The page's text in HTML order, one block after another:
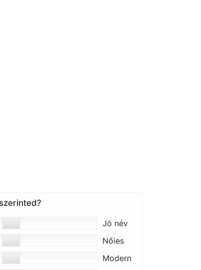
Jó név
Nőies
Modern